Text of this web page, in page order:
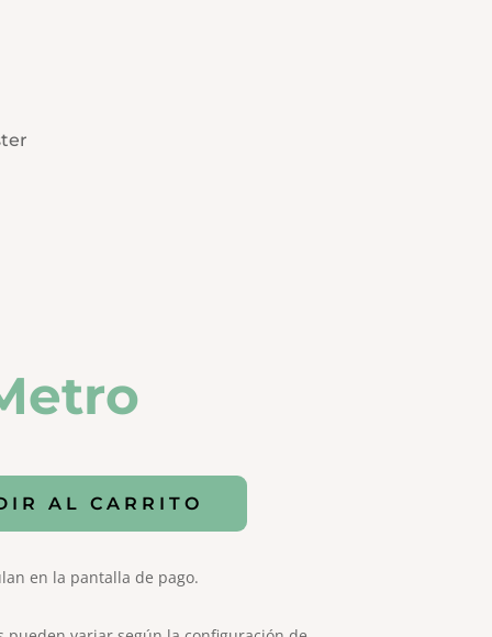
AL CARRITO
en la pantalla de pago.